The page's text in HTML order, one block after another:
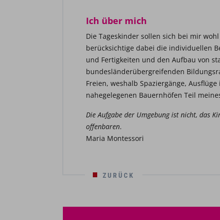
Ich über mich
Die Tageskinder sollen sich bei mir
berücksichtige dabei die individuellen
und Fertigkeiten und den Aufbau von
bundesländerübergreifenden
Freien, weshalb Spaziergänge,
nahegelegenen Bauernhöfen Teil
Die Aufgabe der Umgebung ist nicht, das
offenbaren.
Maria Montessori
ZURÜCK